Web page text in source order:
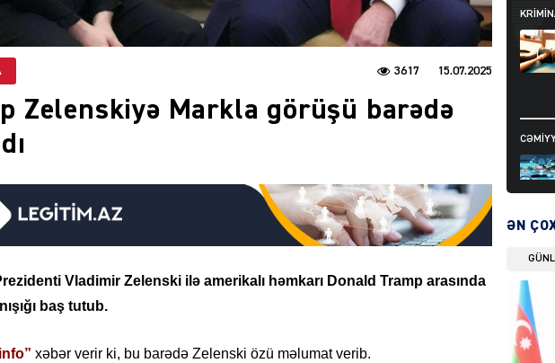
15.07.2025
3617
Zelenskiyə Markla görüşü barədə
Vladimir Zelenski ilə amerikalı həmkarı Donald Tramp arasında
baş tutub.
xəbər verir ki, bu barədə Zelenski özü məlumat verib.
ƏN